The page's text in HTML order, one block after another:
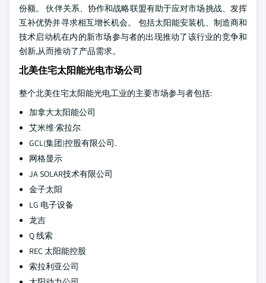
份额。 伙伴关系、协作和战略联盟有助于应对市场挑战、发挥
互补优势并寻求相互增长机会。 包括太阳能安装机、制造商和
技术启动机在内的新市场参与者的出现推动了该行业的竞争和
创新,从而推动了产品需求。
北美住宅太阳能光电市场公司
整个北美住宅太阳能光电工业的主要市场参与者包括:
加拿大太阳能公司
艾米维·索拉尔
GCL(集团)控股有限公司.
网格显示
JA SOLAR技术有限公司
金子太阳
LG 电子设备
龙吉
Q 线索
REC 太阳能控股
索拉利亚公司